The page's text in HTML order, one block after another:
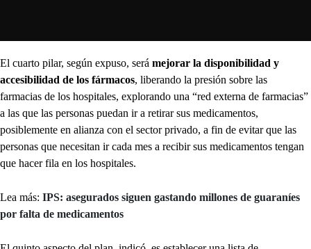
El cuarto pilar, según expuso, será mejorar la disponibilidad y
accesibilidad de los fármacos, liberando la presión sobre las
farmacias de los hospitales, explorando una “red externa de farmacias”
a las que las personas puedan ir a retirar sus medicamentos,
posiblemente en alianza con el sector privado, a fin de evitar que las
personas que necesitan ir cada mes a recibir sus medicamentos tengan
que hacer fila en los hospitales.
Lea más: IPS: asegurados siguen gastando millones de guaraníes
por falta de medicamentos